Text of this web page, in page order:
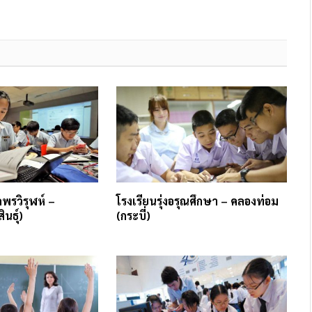
พรวิรุฬห์ –
นธุ์)
โรงเรียนรุ่งอรุณศึกษา – คลองท่อม
(กระบี่)